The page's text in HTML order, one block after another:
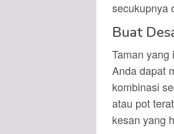
secukupnya
Buat
Taman
Anda dapat
kombinasi
atau pot
kesan yang